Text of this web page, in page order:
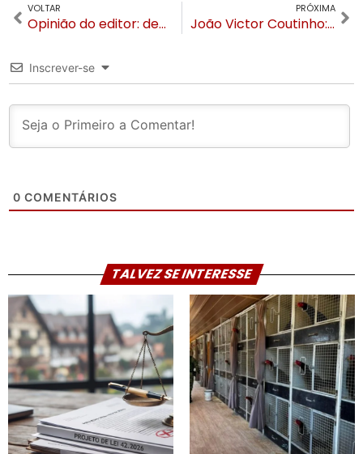
VOLTAR
Opinião do editor: decisões do Governador Eduardo Leite são acertadas e já salvaram milhares de vidas
PRÓXIMA
João Victor Coutinho: O Eu além de nós.
Inscrever-se
0 COMENTÁRIOS
TALVEZ SE INTERESSE